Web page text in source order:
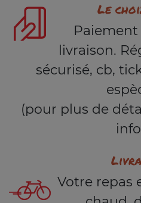
Le
livraison.
sécurisé, cb,
(pour plus de
Votre repas